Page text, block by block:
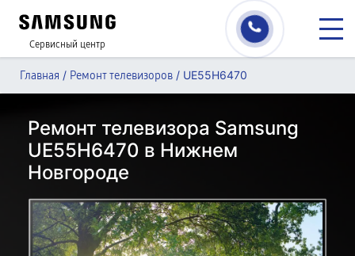
Сервисный центр
Главная / Ремонт телевизоров / UE55H6470
Ремонт телевизора Samsung
UE55H6470 в Нижнем
Новгороде